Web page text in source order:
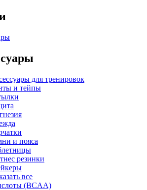
для тренировок
и тейпы
и пояса
резинки
все
(BCAA)